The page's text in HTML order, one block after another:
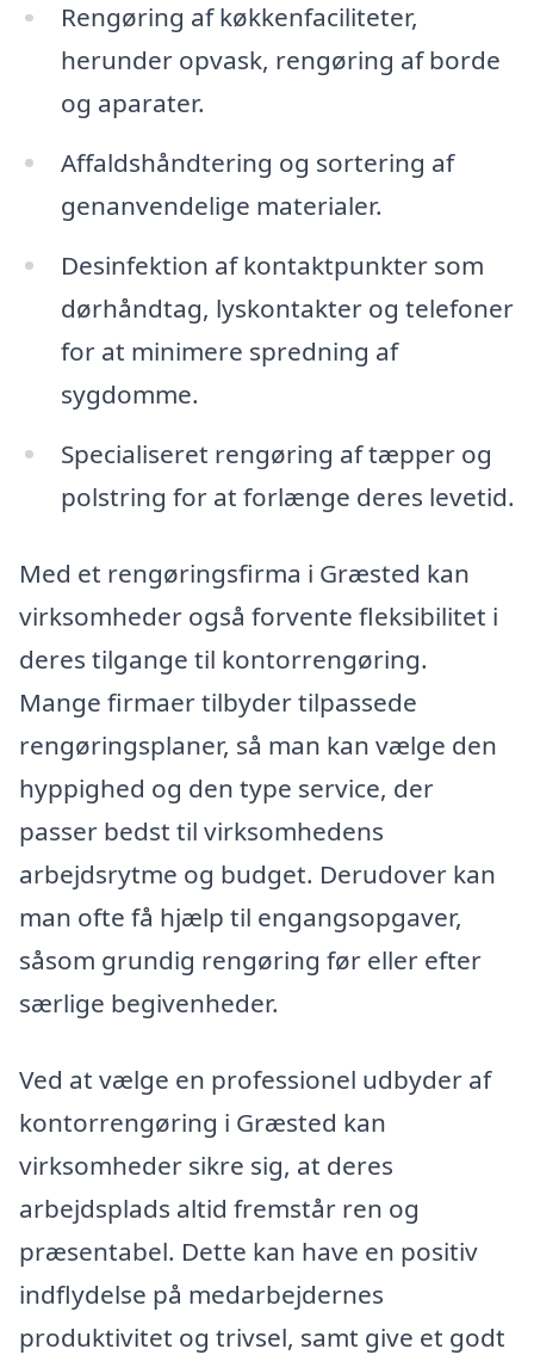
Rengøring af køkkenfaciliteter,
herunder opvask, rengøring af borde
og aparater.
Affaldshåndtering og sortering af
genanvendelige materialer.
Desinfektion af kontaktpunkter som
dørhåndtag, lyskontakter og telefoner
for at minimere spredning af
sygdomme.
Specialiseret rengøring af tæpper og
polstring for at forlænge deres levetid.
Med et rengøringsfirma i Græsted kan
virksomheder også forvente fleksibilitet i
deres tilgange til kontorrengøring.
Mange firmaer tilbyder tilpassede
rengøringsplaner, så man kan vælge den
hyppighed og den type service, der
passer bedst til virksomhedens
arbejdsrytme og budget. Derudover kan
man ofte få hjælp til engangsopgaver,
såsom grundig rengøring før eller efter
særlige begivenheder.
Ved at vælge en professionel udbyder af
kontorrengøring i Græsted kan
virksomheder sikre sig, at deres
arbejdsplads altid fremstår ren og
præsentabel. Dette kan have en positiv
indflydelse på medarbejdernes
produktivitet og trivsel, samt give et godt